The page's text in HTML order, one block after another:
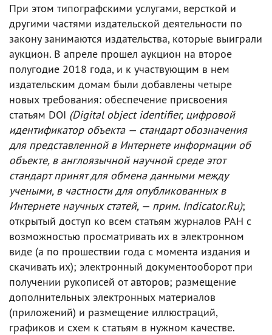
При этом типографскими услугами, версткой и
другими частями издательской деятельности по
закону занимаются издательства, которые выиграли
аукцион. В апреле прошел аукцион на второе
полугодие 2018 года, и к участвующим в нем
издательским домам были добавлены четыре
новых требования: обеспечение присвоения
статьям DOI (Digital object identifier, цифровой
идентификатор объекта — стандарт обозначения
для представленной в Интернете информации об
объекте, в англоязычной научной среде этот
стандарт принят для обмена данными между
учеными, в частности для опубликованных в
Интернете научных статей, — прим. Indicator.Ru);
открытый доступ ко всем статьям журналов РАН с
возможностью просматривать их в электронном
виде (а по прошествии года с момента издания и
скачивать их); электронный документооборот при
получении рукописей от авторов; размещение
дополнительных электронных материалов
(приложений) и размещение иллюстраций,
графиков и схем к статьям в нужном качестве.